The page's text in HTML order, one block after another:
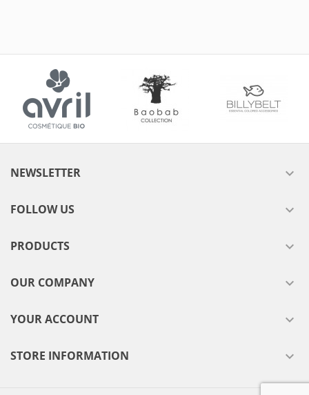
NEWSLETTER 
FOLLOW US 
PRODUCTS 
OUR COMPANY 
YOUR ACCOUNT 
STORE INFORMATION 